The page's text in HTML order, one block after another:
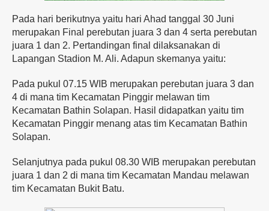
Pada hari berikutnya yaitu hari Ahad tanggal 30 Juni
merupakan Final perebutan juara 3 dan 4 serta perebutan
juara 1 dan 2. Pertandingan final dilaksanakan di
Lapangan Stadion M. Ali. Adapun skemanya yaitu:
Pada pukul 07.15 WIB merupakan perebutan juara 3 dan
4 di mana tim Kecamatan Pinggir melawan tim
Kecamatan Bathin Solapan. Hasil didapatkan yaitu tim
Kecamatan Pinggir menang atas tim Kecamatan Bathin
Solapan.
Selanjutnya pada pukul 08.30 WIB merupakan perebutan
juara 1 dan 2 di mana tim Kecamatan Mandau melawan
tim Kecamatan Bukit Batu.